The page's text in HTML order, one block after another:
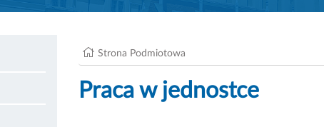
Strona Podmiotowa
Praca w jednostce